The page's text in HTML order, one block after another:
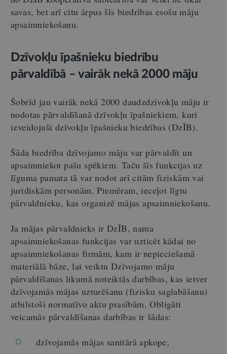
savas, bet arī citu ārpus šīs biedrības esošu māju
apsaimniekošanu.
Dzīvokļu īpašnieku biedrību
pārvaldībā – vairāk nekā 2000 māju
Šobrīd jau vairāk nekā 2000 daudzdzīvokļu māju ir
nodotas pārvaldīšanā dzīvokļu īpašniekiem, kuri
izveidojuši dzīvokļu īpašnieku biedrības (DzĪB).
Šāda biedrība dzīvojamo māju var pārvaldīt un
apsaimniekot pašu spēkiem. Taču šīs funkcijas uz
līguma pamata tā var nodot arī citām fiziskām vai
juridiskām personām. Piemēram, ieceļot līgtu
pārvaldnieku, kas organizē mājas apsaimniekošanu.
Ja mājas pārvaldnieks ir DzĪB, nama
apsaimniekošanas funkcijas var uzticēt kādai no
apsaimniekošanas firmām, kam ir nepieciešamā
materiālā bāze, lai veiktu Dzīvojamo māju
pārvaldīšanas likumā noteiktās darbības, kas ietver
dzīvojamās mājas uzturēšanu (fizisku saglabāšanu)
atbilstoši normatīvo aktu prasībām. Obligāti
veicamās pārvaldīšanas darbības ir šādas:
dzīvojamās mājas sanitārā apkope;